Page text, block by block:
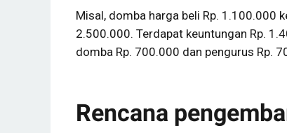
Misal, domba harga beli Rp. 1.100.000
2.500.000. Terdapat keuntungan Rp.
domba Rp. 700.000 dan pengurus Rp.
Rencana